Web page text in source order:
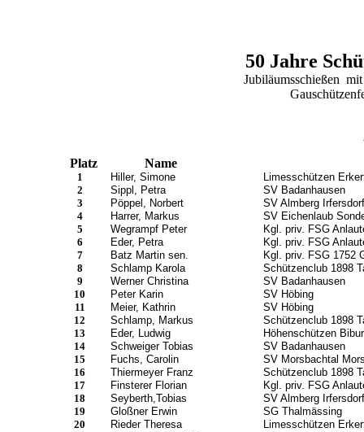
50 Jahre
Jubiläumsschießen
Platz Name
1 Hiller, Simone
Limesschützen
2
Sippl, Petra
SV Badanhausen
3
Pöppel, Norbert
SV Almberg Irfersdorf
4
Harrer, Markus
SV Eichenlaub
5
Wegrampf Peter
Kgl. priv. FSG
6
Eder, Petra
Kgl. priv. FSG
7
Batz Martin sen.
Kgl. priv. FSG 1752
8
Schlamp Karola
Schützenclub 1898
9
Werner Christina
SV Badanhausen
10
Peter Karin
SV Höbing
11
Meier, Kathrin
SV Höbing
12
Schlamp, Markus
Schützenclub 1898
13
Eder, Ludwig
Höhenschützen
14
Schweiger Tobias
SV Badanhausen
15
Fuchs, Carolin
SV Morsbachtal
16
Thiermeyer Franz
Schützenclub 1898
17
Finsterer Florian
Kgl. priv. FSG
18
Seyberth,Tobias
SV Almberg Irfersdorf
19
Gloßner Erwin
SG Thalmässing
20
Rieder Theresa
Limesschützen